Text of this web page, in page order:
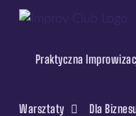
Przejdź
Praktyczna
Warsztaty Dla